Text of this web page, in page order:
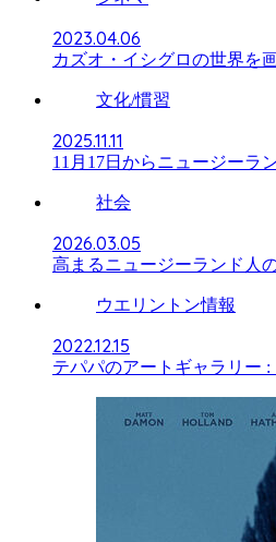
2023.04.06
カズオ・イシグロの世界を
文化/慣習
2025.11.11
11月17日からニュージーラ
社会
2026.03.05
高まるニュージーランド人
ウエリントン情報
2022.12.15
テパパのアートギャラリー